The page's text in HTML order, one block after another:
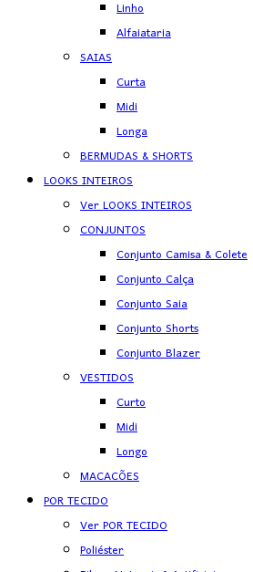
Linho
Alfaiataria
SAIAS
Curta
Midi
Longa
BERMUDAS & SHORTS
LOOKS INTEIROS
Ver LOOKS INTEIROS
CONJUNTOS
Conjunto Camisa & Colete
Conjunto Calça
Conjunto Saia
Conjunto Shorts
Conjunto Blazer
VESTIDOS
Curto
Midi
Longo
MACACÕES
POR TECIDO
Ver POR TECIDO
Poliéster